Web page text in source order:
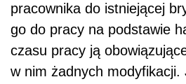
pracownika do istniejącej
go do pracy na podstawie
czasu pracy ją
w nim żadnych modyfikacji.